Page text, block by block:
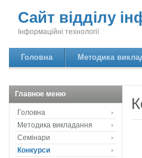
Сайт відділу
Інформаційні технології
Головна Методика
Главное меню
Головна
Методика викладання
Семінари
Конкурси